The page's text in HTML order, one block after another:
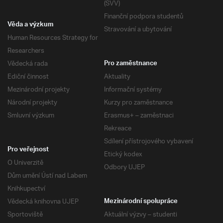
(SVV)
Finanční podpora studentů
Stravování a ubytování
Věda a výzkum
Human Resources Strategy for
Researchers
Vědecká rada
Ediční činnost
Mezinárodní projekty
Národní projekty
Smluvní výzkum
Pro zaměstnance
Aktuality
Informační systémy
Kurzy pro zaměstnance
Erasmus+ – zaměstnaci
Rekreace
Sdílení přístrojového vybavení
Etický kodex
Odbory UJEP
Pro veřejnost
O Univerzitě
Dům umění Ústí nad Labem
Knihkupectví
Vědecká knihovna UJEP
Sportoviště
Mezinárodní spolupráce
Aktuální výzvy – studenti